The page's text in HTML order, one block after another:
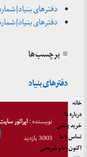
دفترهای بنیاد | شماره ۲ | رو به کدام قبله؟ (مرداد
دفترهای بنیاد | شماره ۱ | شریعتی و دموکراسی (تیر
≡ برچسب‌ها
دفترهای بنیاد
نویسنده :اپراتور
3003 بازدید
خانه
درباره ما
خرید پستی
تماس با ما
اکنون، ما و شریعتی